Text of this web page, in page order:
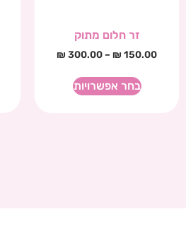
זר חלום מתוק
₪ 150.00
–
₪ 300.00
בחר אפשרויות